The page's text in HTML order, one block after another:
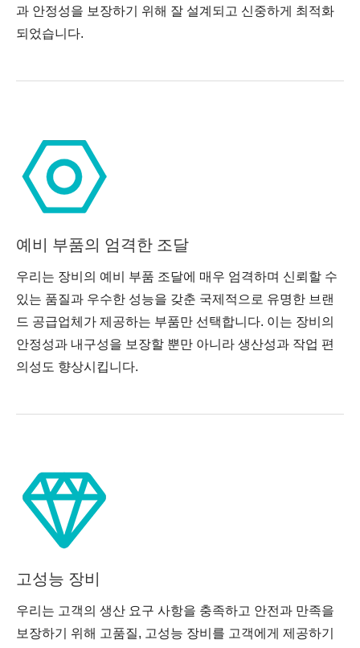
과 안정성을 보장하기 위해 잘 설계되고 신중하게 최적화
되었습니다.
예비 부품의 엄격한 조달
우리는 장비의 예비 부품 조달에 매우 엄격하며 신뢰할 수
있는 품질과 우수한 성능을 갖춘 국제적으로 유명한 브랜
드 공급업체가 제공하는 부품만 선택합니다. 이는 장비의
안정성과 내구성을 보장할 뿐만 아니라 생산성과 작업 편
의성도 향상시킵니다.
고성능 장비
우리는 고객의 생산 요구 사항을 충족하고 안전과 만족을
보장하기 위해 고품질, 고성능 장비를 고객에게 제공하기